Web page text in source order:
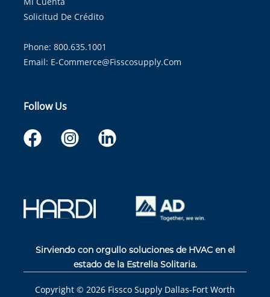
Solicitud De Crédito
Phone: 800.635.1001
Email: E-Commerce@fisscosupply.com
Follow Us
Sirviendo con orgullo soluciones de HVAC en el
estado de la Estrella Solitaria.
Copyright © 2026 Fissco Supply Dallas-Fort Worth